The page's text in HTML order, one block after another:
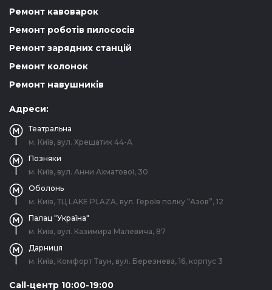
Ремонт кавоварок
Ремонт роботів пилососів
Ремонт зарядних станцій
Ремонт колонок
Ремонт навушників
Адреси:
Театральна
м. Київ, вул. Хрещатик 44-A
Позняки
м. Київ, вул. Анни Ахматової, 30
Оболонь
м. Київ, ТЦ LAKE PLAZA, вул. Героїв полку “Азов”, 12
Палац "Україна"
м. Київ, вул. Казимира Малевича, 87
Дарниця
м. Київ, Комфорт Таун, вул. Березнева, 16, корпус 3
Call-центр 10:00-19:00